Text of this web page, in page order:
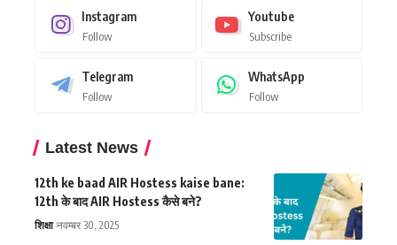
Instagram
Follow
Youtube
Subscribe
Telegram
Follow
WhatsApp
Follow
Latest News
12th ke baad AIR Hostess kaise bane:
12th के बाद AIR Hostess कैसे बने?
शिक्षा नवम्बर 30, 2025